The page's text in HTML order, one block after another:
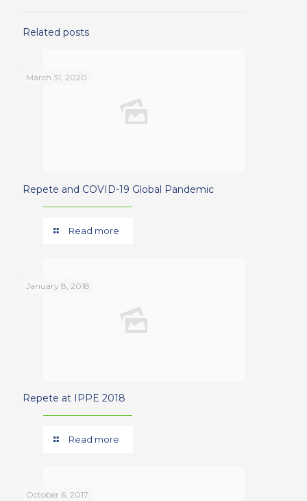
Related posts
March 31, 2020
Repete and COVID-19 Global Pandemic
Read more
January 8, 2018
Repete at IPPE 2018
Read more
October 6, 2017